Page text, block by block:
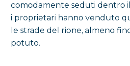
comodamente seduti dentro
i proprietari hanno venduto
le strade del rione, almeno
potuto.